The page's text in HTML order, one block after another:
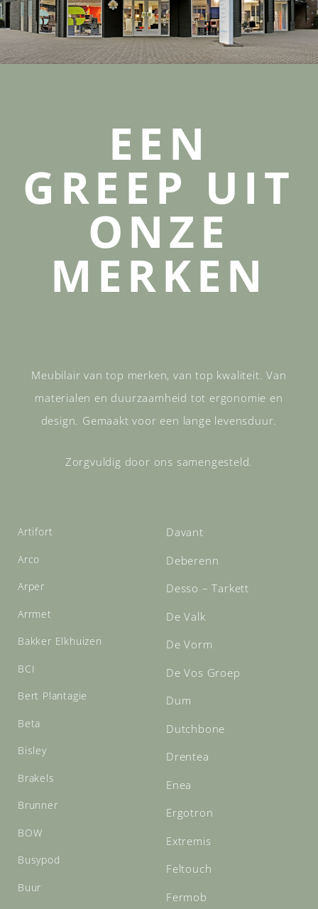
EEN
GREEP UIT
ONZE
MERKEN
Meubilair van top merken, van top kwaliteit. Van
materialen en duurzaamheid tot ergonomie en
design. Gemaakt voor een lange levensduur.
Zorgvuldig door ons samengesteld.
Artifort
Arco
Arper
Arrmet
Bakker Elkhuizen
BCI
Bert Plantagie
Beta
Bisley
Brakels
Brunner
BOW
Busypod
Buur
Davant
Deberenn
Desso – Tarkett
De Valk
De Vorm
De Vos Groep
Dum
Dutchbone
Drentea
Enea
Ergotron
Extremis
Feltouch
Fermob